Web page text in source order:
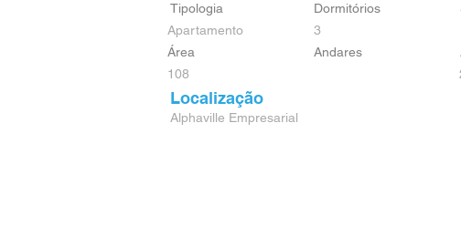
Dormitórios
Tipologia
Apartamento
3
Área
Andares
108
Localização
Alphaville Empresarial